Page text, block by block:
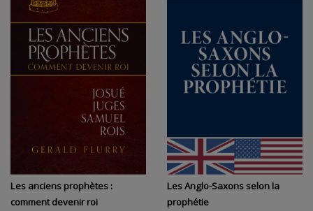
Les anciens prophètes :
comment devenir roi
Les Anglo-Saxons selon la
prophétie